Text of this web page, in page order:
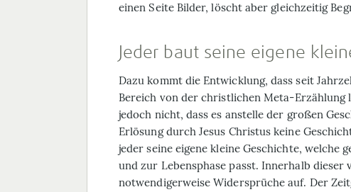
einen Seite Bilder, löscht aber gleichzeitig
Jeder baut seine eigene
Dazu kommt die Entwicklung, dass seit
Bereich von der christlichen Meta-Erzählung
jedoch nicht, dass es anstelle der großen
Erlösung durch Jesus Christus keine
jeder seine eigene kleine Geschichte, welche
und zur Lebensphase passt. Innerhalb dieser
notwendigerweise Widersprüche auf. Der